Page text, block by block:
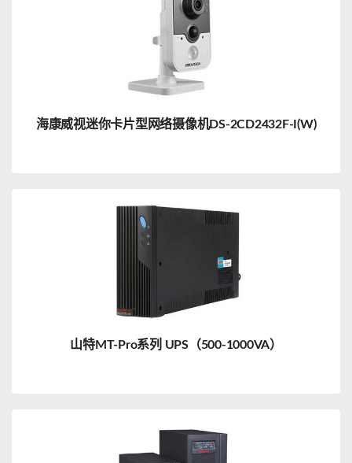
海康威视迷你卡片型网络摄像机DS-2CD2432F-I(W)
山特MT-Pro系列 UPS（500-1000VA）